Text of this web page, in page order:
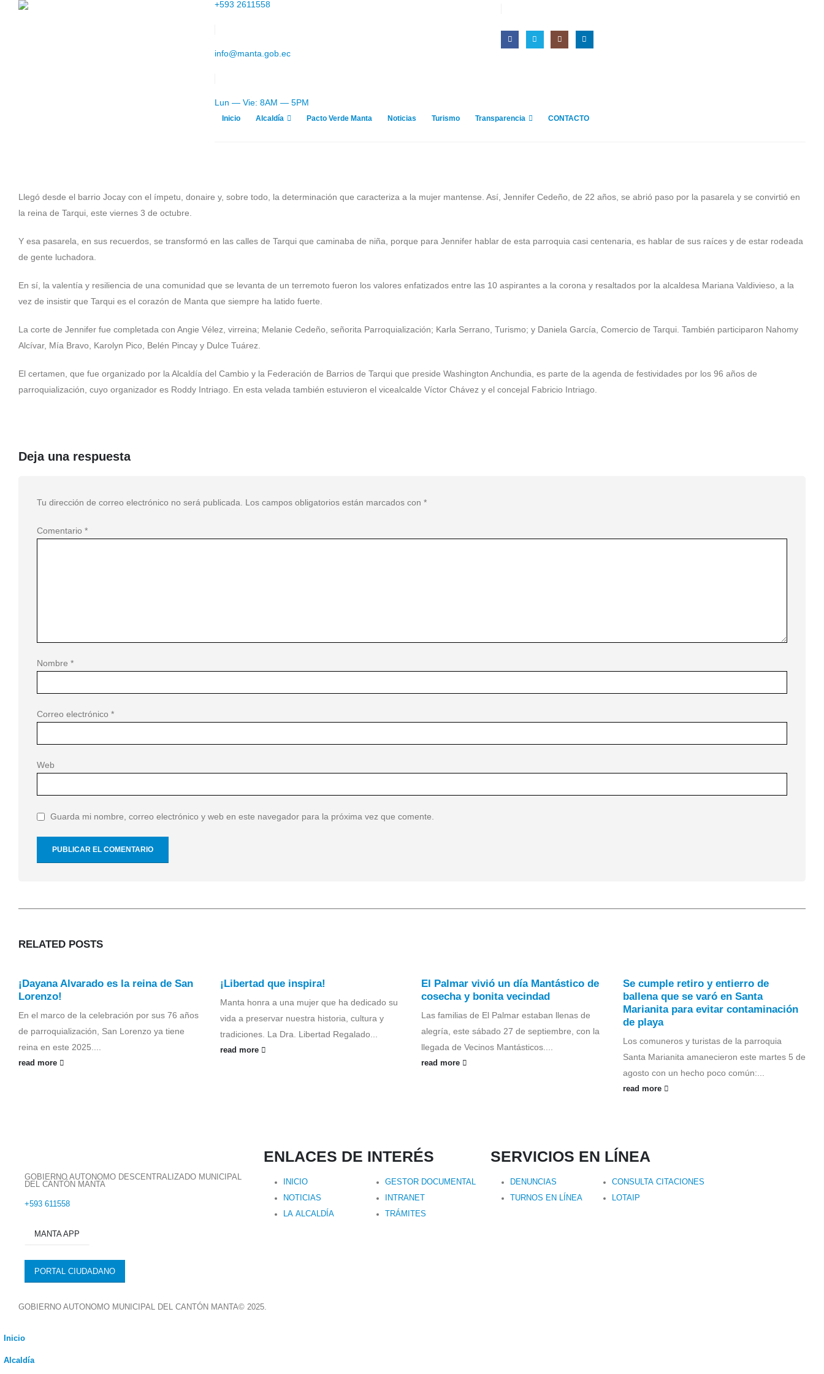
+593 2611558
info@manta.gob.ec
Lun — Vie: 8AM — 5PM
Inicio Alcaldía Pacto Verde Manta Noticias Turismo Transparencia CONTACTO
Llegó desde el barrio Jocay con el ímpetu, donaire y, sobre todo, la determinación que caracteriza a la mujer mantense. Así, Jennifer Cedeño, de 22 años, se abrió paso por la pasarela y se convirtió en
la reina de Tarqui, este viernes 3 de octubre.
Y esa pasarela, en sus recuerdos, se transformó en las calles de Tarqui que caminaba de niña, porque para Jennifer hablar de esta parroquia casi centenaria, es hablar de sus raíces y de estar rodeada
de gente luchadora.
En sí, la valentía y resiliencia de una comunidad que se levanta de un terremoto fueron los valores enfatizados entre las 10 aspirantes a la corona y resaltados por la alcaldesa Mariana Valdivieso, a la
vez de insistir que Tarqui es el corazón de Manta que siempre ha latido fuerte.
La corte de Jennifer fue completada con Angie Vélez, virreina; Melanie Cedeño, señorita Parroquialización; Karla Serrano, Turismo; y Daniela García, Comercio de Tarqui. También participaron Nahomy
Alcívar, Mía Bravo, Karolyn Pico, Belén Pincay y Dulce Tuárez.
El certamen, que fue organizado por la Alcaldía del Cambio y la Federación de Barrios de Tarqui que preside Washington Anchundia, es parte de la agenda de festividades por los 96 años de
parroquialización, cuyo organizador es Roddy Intriago. En esta velada también estuvieron el vicealcalde Víctor Chávez y el concejal Fabricio Intriago.
Deja una respuesta
Tu dirección de correo electrónico no será publicada. Los campos obligatorios están marcados con *
Comentario *
Nombre *
Correo electrónico *
Web
Guarda mi nombre, correo electrónico y web en este navegador para la próxima vez que comente.
RELATED POSTS
¡Dayana Alvarado es la reina de San
Lorenzo!
En el marco de la celebración por sus 76 años
de parroquialización, San Lorenzo ya tiene
reina en este 2025....
read more
¡Libertad que inspira!
Manta honra a una mujer que ha dedicado su
vida a preservar nuestra historia, cultura y
tradiciones. La Dra. Libertad Regalado...
read more
El Palmar vivió un día Mantástico de
cosecha y bonita vecindad
Las familias de El Palmar estaban llenas de
alegría, este sábado 27 de septiembre, con la
llegada de Vecinos Mantásticos....
read more
Se cumple retiro y entierro de
ballena que se varó en Santa
Marianita para evitar contaminación
de playa
Los comuneros y turistas de la parroquia
Santa Marianita amanecieron este martes 5 de
agosto con un hecho poco común:...
read more
GOBIERNO AUTONOMO DESCENTRALIZADO MUNICIPAL
DEL CANTÓN MANTA
+593 611558
MANTA APP
PORTAL CIUDADANO
ENLACES DE INTERÉS
INICIO
NOTICIAS
LA ALCALDÍA
GESTOR DOCUMENTAL
INTRANET
TRÁMITES
SERVICIOS EN LÍNEA
DENUNCIAS
TURNOS EN LÍNEA
CONSULTA CITACIONES
LOTAIP
GOBIERNO AUTONOMO MUNICIPAL DEL CANTÓN MANTA© 2025.
Inicio
Alcaldía